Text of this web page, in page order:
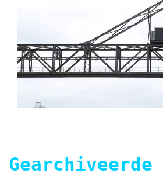
Gearchiveerde